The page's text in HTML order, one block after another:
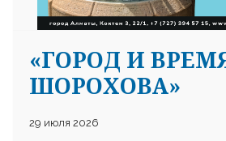
«ГОРОД И
ШОРОХОВА»
29 июля 2026